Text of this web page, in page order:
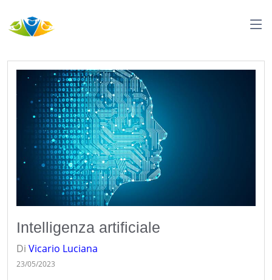
Intelligenza artificiale
Di Vicario Luciana
23/05/2023